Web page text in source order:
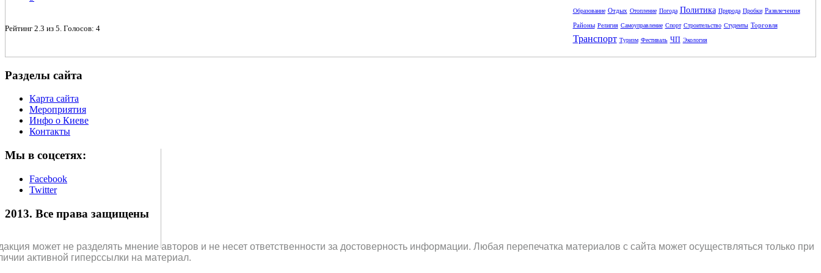
Рейтинг 2.3 из 5 . Голосов: 4
Образование Отдых Отопление Погода Политика Природа Пробки Развлечения
Районы Религия Самоуправление Спорт Строительство Студенты Торговля
Транспорт Туризм Фестиваль ЧП Экология
Разделы сайта
Карта сайта
Мероприятия
Инфо о Киеве
Контакты
Мы в соцсетях:
Facebook
Twitter
2013. Все права защищены
может не разделять мнение авторов и не несет ответственности за достоверность информации. Любая перепечатка материалов с сайта может осуществляться только при
активной гиперссылки на материал.